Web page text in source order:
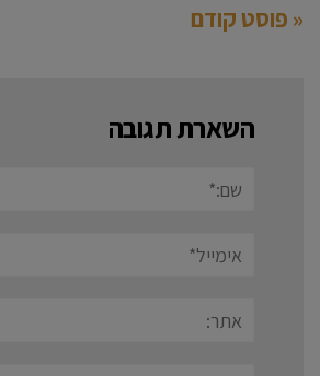
« פוסט קודם
השארת תגובה